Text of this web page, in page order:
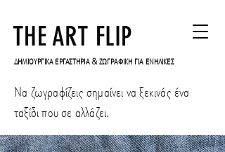
THE ART FLIP
ΔΗΜΙΟΥΡΓΙΚΑ ΕΡΓΑΣΤΗΡΙΑ & ΖΩΓΡΑΦΙΚΗ ΓΙΑ ΕΝΗΛΙΚΕΣ
Να ζωγραφίζεις σημαίνει να ξεκινάς ένα
ταξίδι που σε αλλάζει.